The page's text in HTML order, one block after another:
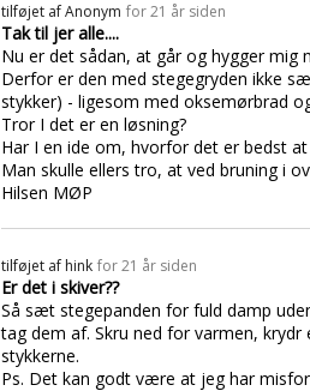
tilføjet afAnonym for 21 år siden
Tak til jer alle....
Nu er det sådan, at går og hygger mig
Derfor er den med stegegryden ikke
stykker) - ligesom med oksemørbrad
Tror I det er en løsning?
Har I en ide om, hvorfor det er bedst
Man skulle ellers tro, at ved bruning i
Hilsen MØP
tilføjet af hink for 21 år siden
Er det i skiver??
Så sæt stegepanden for fuld damp
tag dem af. Skru ned for varmen,
stykkerne.
Ps. Det kan godt være at jeg har